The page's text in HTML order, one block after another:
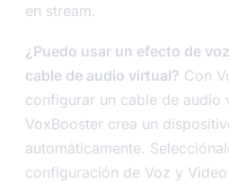
en stream.
¿Puedo usar un efecto de
cable de audio virtual? Con
configurar un cable de audio
VoxBooster crea un
automáticamente.
configuración de Voz y